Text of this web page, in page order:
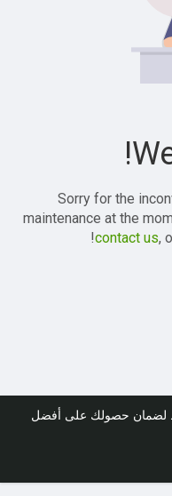
لضمان حصولك على أفضل
Sorry for the
maintenance at the
contact us,